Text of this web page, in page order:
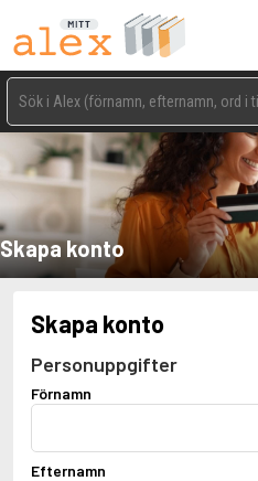
Skapa konto
Skapa konto
Personuppgifter
Förnamn
Efternamn